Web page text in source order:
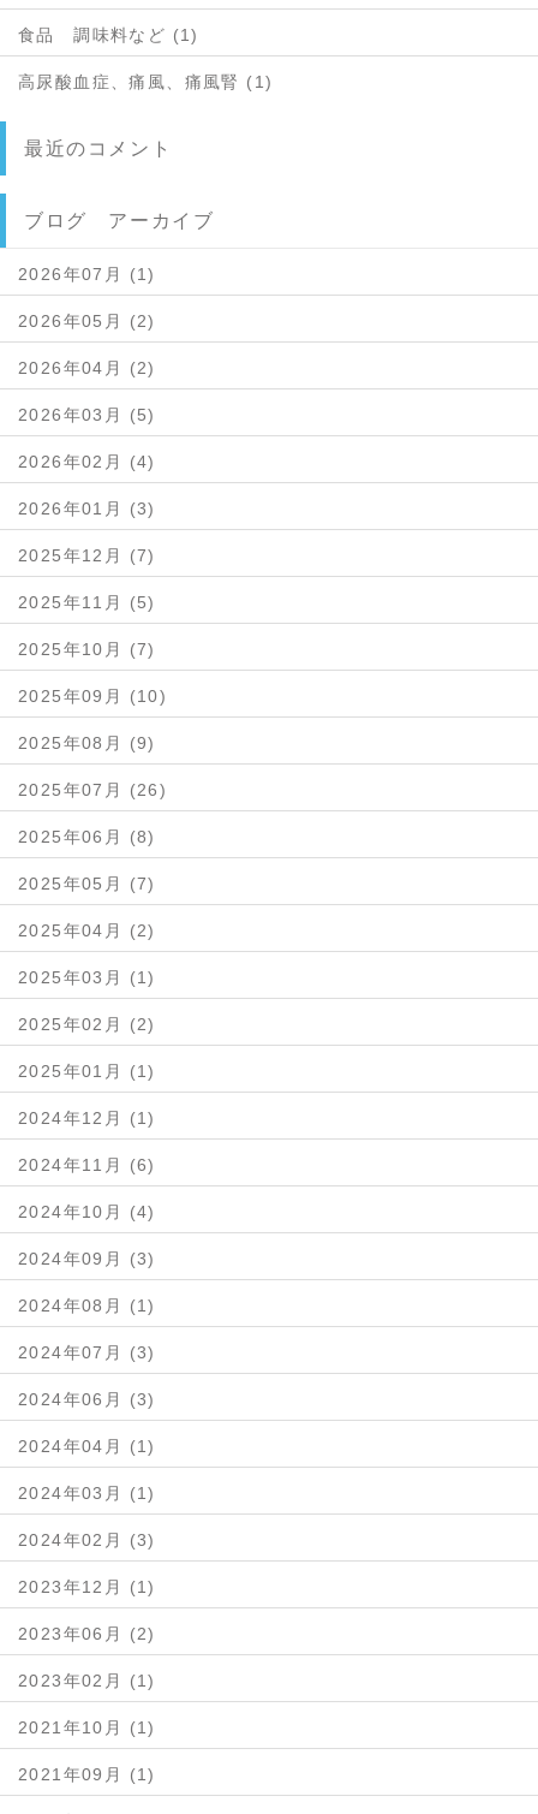
食品 調味料など (1)
高尿酸血症、痛風、痛風腎 (1)
最近のコメント
ブログ アーカイブ
2026年07月 (1)
2026年05月 (2)
2026年04月 (2)
2026年03月 (5)
2026年02月 (4)
2026年01月 (3)
2025年12月 (7)
2025年11月 (5)
2025年10月 (7)
2025年09月 (10)
2025年08月 (9)
2025年07月 (26)
2025年06月 (8)
2025年05月 (7)
2025年04月 (2)
2025年03月 (1)
2025年02月 (2)
2025年01月 (1)
2024年12月 (1)
2024年11月 (6)
2024年10月 (4)
2024年09月 (3)
2024年08月 (1)
2024年07月 (3)
2024年06月 (3)
2024年04月 (1)
2024年03月 (1)
2024年02月 (3)
2023年12月 (1)
2023年06月 (2)
2023年02月 (1)
2021年10月 (1)
2021年09月 (1)